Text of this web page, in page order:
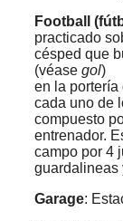
Football
practicado
césped que
(véase gol)
en la portería
cada uno de
compuesto
entrenador.
campo por 4
guardalineas
Garage: